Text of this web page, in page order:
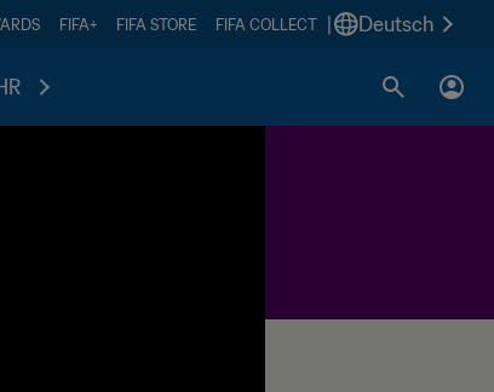
FIFA+ FIFA STORE FIFA COLLECT Deutsch